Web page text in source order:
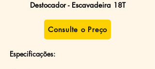
Destocador - Escavadeira 18T
Consulte o Preço
Especificações: